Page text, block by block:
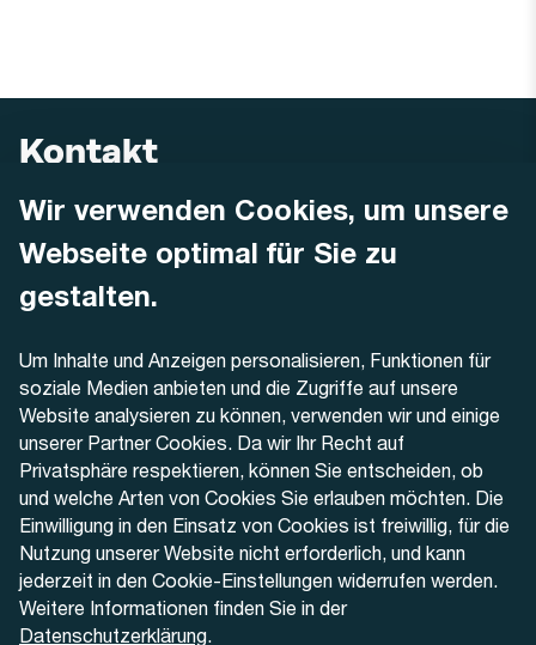
Wir verwenden Cookies, um unsere
Webseite optimal für Sie zu
gestalten.
Um Inhalte und Anzeigen personalisieren, Funktionen für
soziale Medien anbieten und die Zugriffe auf unsere
Website analysieren zu können, verwenden wir und einige
unserer Partner Cookies. Da wir Ihr Recht auf
Privatsphäre respektieren, können Sie entscheiden, ob
und welche Arten von Cookies Sie erlauben möchten. Die
Einwilligung in den Einsatz von Cookies ist freiwillig, für die
Nutzung unserer Website nicht erforderlich, und kann
jederzeit in den Cookie-Einstellungen widerrufen werden.
Weitere Informationen finden Sie in der
Datenschutzerklärung.
Kontakt
AREMO
Dornacherstrasse 48
4500 Solothurn
+41 32 622 37 22
Kontaktformular
Aktuell